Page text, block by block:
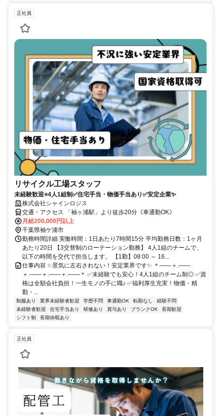
正社員
リサイクル工場スタッフ
未経験歓迎⭐4人1組制✅住宅手当・物価手当あり✅安定企業✨
株式会社シャインロジス
交通・アクセス 「袖ヶ浦駅」より徒歩20分《車通勤OK》
月給200,000円以上
千葉県袖ケ浦市
勤務時間詳細 実働時間：1日あたり7時間15分 平均勤務日数：1ヶ月
あたり20日 【3交替制のローテーション勤務】 4人1組のチームで、
以下の時間を交代で担当します。 【1勤】08:00 ～ 16...
仕事内容 ✨景気に左右されない！安定業界です✨ ＊――＋.――
＋.――＋.――＋.――＊ ✅未経験でも安心！4人1組のチーム制◎ ✅資
格は全額会社負担！一生モノの手に職♪ ✅福利厚生充実！物価・精
勤・...
制服あり 業界未経験者歓迎 学歴不問 車通勤OK 転勤なし
経験不問
未経験者歓迎
住宅手当あり 研修あり 賞与あり ブランクOK
長期歓迎
シフト制
長期休暇あり
正社員